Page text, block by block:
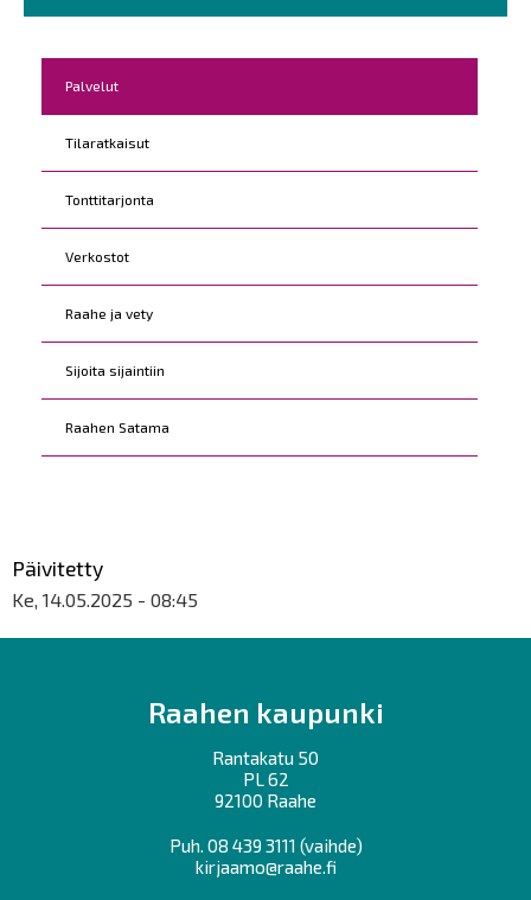
Kohderyhmät
Palvelut
Tilaratkaisut
Tonttitarjonta
Verkostot
Raahe ja vety
Sijoita sijaintiin
Raahen Satama
Päivitetty
Ke, 14.05.2025 - 08:45
Raahen kaupunki
Rantakatu 50
PL 62
92100 Raahe
Puh. 08 439 3111 (vaihde)
kirjaamo@raahe.fi